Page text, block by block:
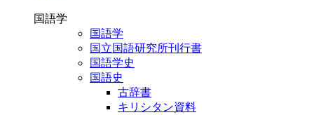
国語学
国語学
国立国語研究所刊行書
国語学史
国語史
古辞書
キリシタン資料